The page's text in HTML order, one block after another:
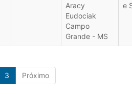
Aracy
Eudociak
Campo
Grande - MS
e
3 Próximo